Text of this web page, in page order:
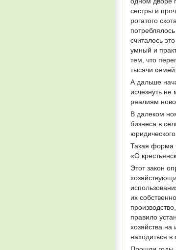
сестры и
рогатого
считалось
умный и
тем, что
тысячи
А дальше
исчезнуть
реалиям
В далеком
бизнеса в
Такая форма
«О
Этот закон
их
правило
хозяйства
находиться в